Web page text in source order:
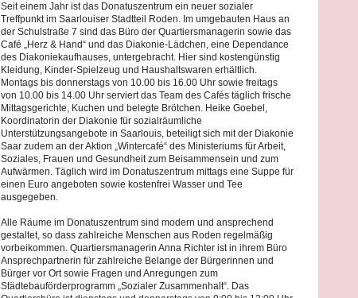
Seit einem Jahr ist das Donatuszentrum ein neuer sozialer
Treffpunkt im Saarlouiser Stadtteil Roden. Im umgebauten Haus an
der Schulstraße 7 sind das Büro der Quartiersmanagerin sowie das
Café „Herz & Hand“ und das Diakonie-Lädchen, eine Dependance
des Diakoniekaufhauses, untergebracht. Hier sind kostengünstig
Kleidung, Kinder-Spielzeug und Haushaltswaren erhältlich.
Montags bis donnerstags von 10.00 bis 16.00 Uhr sowie freitags
von 10.00 bis 14.00 Uhr serviert das Team des Cafés täglich frische
Mittagsgerichte, Kuchen und belegte Brötchen. Heike Goebel,
Koordinatorin der Diakonie für sozialräumliche
Unterstützungsangebote in Saarlouis, beteiligt sich mit der Diakonie
Saar zudem an der Aktion „Wintercafé“ des Ministeriums für Arbeit,
Soziales, Frauen und Gesundheit zum Beisammensein und zum
Aufwärmen. Täglich wird im Donatuszentrum mittags eine Suppe für
einen Euro angeboten sowie kostenfrei Wasser und Tee
ausgegeben.
Alle Räume im Donatuszentrum sind modern und ansprechend
gestaltet, so dass zahlreiche Menschen aus Roden regelmäßig
vorbeikommen. Quartiersmanagerin Anna Richter ist in ihrem Büro
Ansprechpartnerin für zahlreiche Belange der Bürgerinnen und
Bürger vor Ort sowie Fragen und Anregungen zum
Städtebauförderprogramm „Sozialer Zusammenhalt“. Das